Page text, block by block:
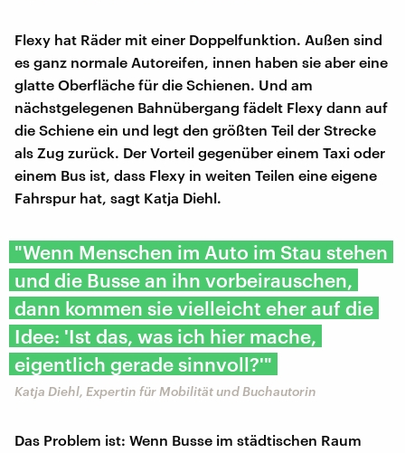
Flexy hat Räder mit einer Doppelfunktion. Außen sind
es ganz normale Autoreifen, innen haben sie aber eine
glatte Oberfläche für die Schienen. Und am
nächstgelegenen Bahnübergang fädelt Flexy dann auf
die Schiene ein und legt den größten Teil der Strecke
als Zug zurück. Der Vorteil gegenüber einem Taxi oder
einem Bus ist, dass Flexy in weiten Teilen eine eigene
Fahrspur hat, sagt Katja Diehl.
"Wenn Menschen im Auto im Stau stehen
und die Busse an ihn vorbeirauschen,
dann kommen sie vielleicht eher auf die
Idee: 'Ist das, was ich hier mache,
eigentlich gerade sinnvoll?'"
Katja Diehl, Expertin für Mobilität und Buchautorin
Das Problem ist: Wenn Busse im städtischen Raum